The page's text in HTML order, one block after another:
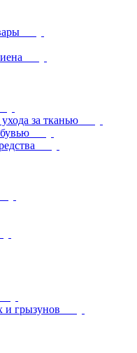
за тканью
и грызунов